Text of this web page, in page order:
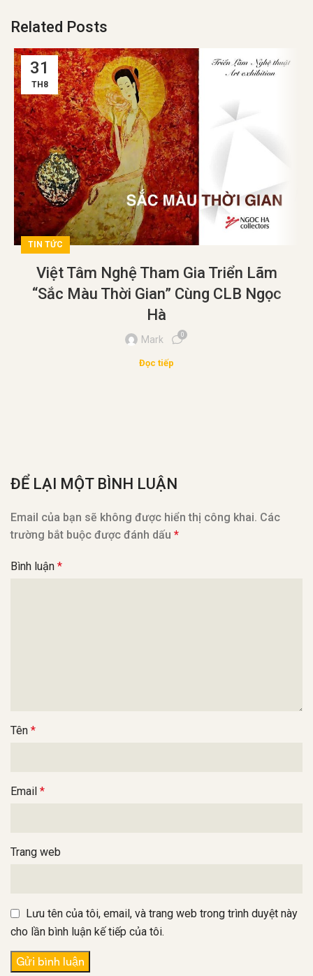
Related Posts
31
TH8
TIN TỨC
Việt Tâm Nghệ Tham Gia Triển Lãm
“Sắc Màu Thời Gian” Cùng CLB Ngọc
Hà
Mark 0
Đọc tiếp
ĐỂ LẠI MỘT BÌNH LUẬN
Email của bạn sẽ không được hiển thị công khai. Các
trường bắt buộc được đánh dấu *
Bình luận *
Tên *
Email *
Trang web
Lưu tên của tôi, email, và trang web trong trình duyệt này
cho lần bình luận kế tiếp của tôi.